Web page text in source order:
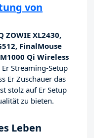
von
ZOWIE XL2430,
FinalMouse
Qi Wireless
Streaming-Setup
Er Zuschauer das
stolz auf Er Setup
zu bieten.
Leben